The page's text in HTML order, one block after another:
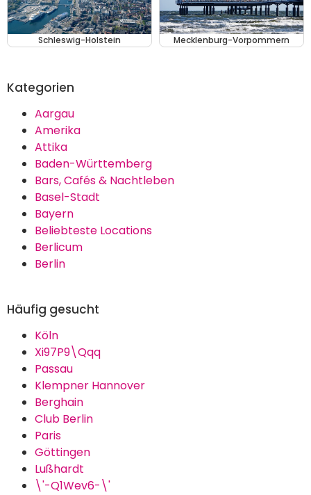
Schleswig-Holstein Mecklenburg-Vorpommern
Kategorien
Aargau
Amerika
Attika
Baden-Württemberg
Bars, Cafés & Nachtleben
Basel-Stadt
Bayern
Beliebteste Locations
Berlicum
Berlin
Häufig gesucht
Köln
Xi97P9\Qqq
Passau
Klempner Hannover
Berghain
Club Berlin
Paris
Göttingen
Lußhardt
\'-Q1Wev6-\'